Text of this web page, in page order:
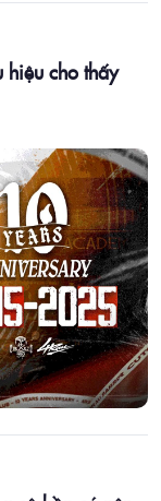
hiệu cho thấy